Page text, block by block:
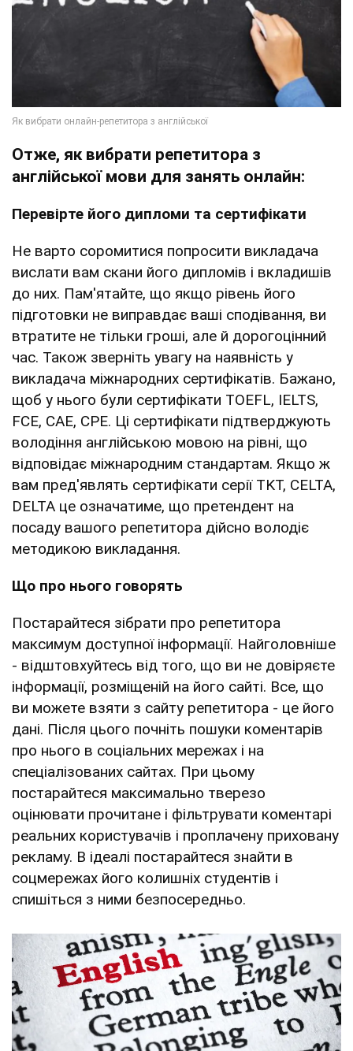
Отже, як вибрати репетитора з
англійської мови для занять онлайн:
Перевірте його дипломи та сертифікати
Не варто соромитися попросити викладача
вислати вам скани його дипломів і вкладишів
до них. Пам'ятайте, що якщо рівень його
підготовки не виправдає ваші сподівання, ви
втратите не тільки гроші, але й дорогоцінний
час. Також зверніть увагу на наявність у
викладача міжнародних сертифікатів. Бажано,
щоб у нього були сертифікати TOEFL, IELTS,
FCE, CAE, CPE. Ці сертифікати підтверджують
володіння англійською мовою на рівні, що
відповідає міжнародним стандартам. Якщо ж
вам пред'являть сертифікати серії TKT, CELTA,
DELTA це означатиме, що претендент на
посаду вашого репетитора дійсно володіє
методикою викладання.
Що про нього говорять
Постарайтеся зібрати про репетитора
максимум доступної інформації. Найголовніше
- відштовхуйтесь від того, що ви не довіряєте
інформації, розміщеній на його сайті. Все, що
ви можете взяти з сайту репетитора - це його
дані. Після цього почніть пошуки коментарів
про нього в соціальних мережах і на
спеціалізованих сайтах. При цьому
постарайтеся максимально тверезо
оцінювати прочитане і фільтрувати коментарі
реальних користувачів і проплачену приховану
рекламу. В ідеалі постарайтеся знайти в
соцмережах його колишніх студентів і
спишіться з ними безпосередньо.